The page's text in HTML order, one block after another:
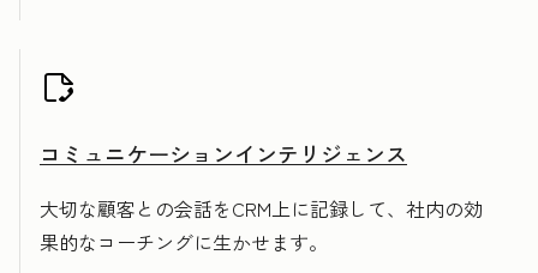
コミュニケーションインテリジェンス
大切な顧客との会話をCRM上に記録して、社内の効
果的なコーチングに生かせます。